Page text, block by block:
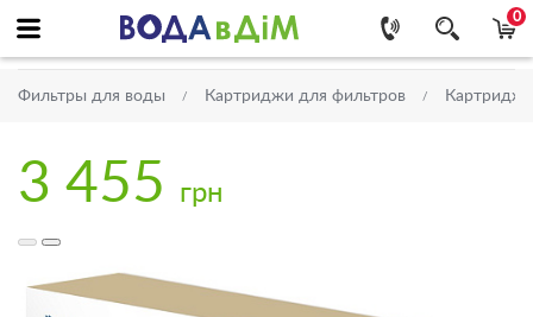
0
Фильтры для воды Картриджи для фильтров
3 455 грн